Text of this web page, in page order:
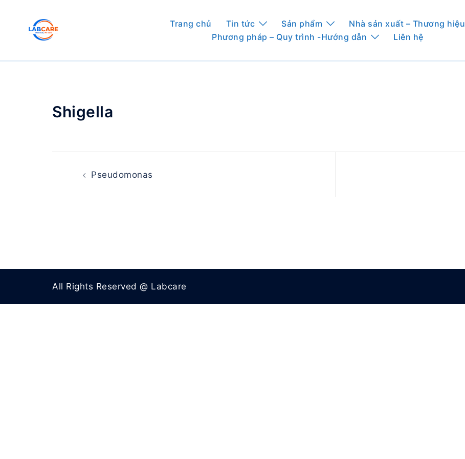
content
Trang chủ Tin tức Sản phẩm
Nhà sản xuất – Thương hiệu
Phương pháp – Quy trình -Hướng dẫn
Liên hệ
Shigella
navigation
Pseudomonas
All Rights Reserved @ Labcare